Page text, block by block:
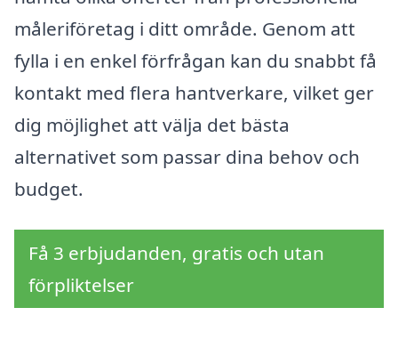
måleriföretag i ditt område. Genom att
fylla i en enkel förfrågan kan du snabbt få
kontakt med flera hantverkare, vilket ger
dig möjlighet att välja det bästa
alternativet som passar dina behov och
budget.
Få 3 erbjudanden, gratis och utan
förpliktelser